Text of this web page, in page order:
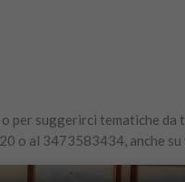
per suggerirci tematiche
o al 3473583434, anche su